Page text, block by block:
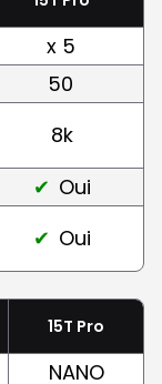
x 5
50
8k
Oui
Oui
15T Pro
NANO